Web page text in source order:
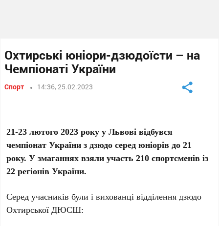
Охтирські юніори-дзюдоїсти – на
Чемпіонаті України
Спорт 14:36, 25.02.2023
21-23 лютого 2023 року у Львові відбувся
чемпіонат України з дзюдо серед юніорів до 21
року. У змаганнях взяли участь 210 спортсменів із
22 регіонів України.
Серед учасників були і вихованці відділення дзюдо
Охтирської ДЮСШ: